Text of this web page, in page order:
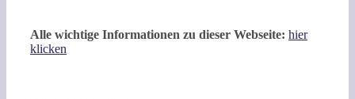
Alle wichtige Informationen zu dieser Webseite: hier
klicken